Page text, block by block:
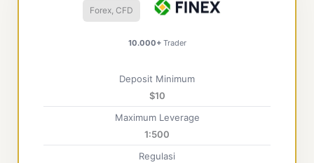
Forex, CFD
10.000+Trader
Deposit Minimum
$10
Maximum Leverage
1:500
Regulasi